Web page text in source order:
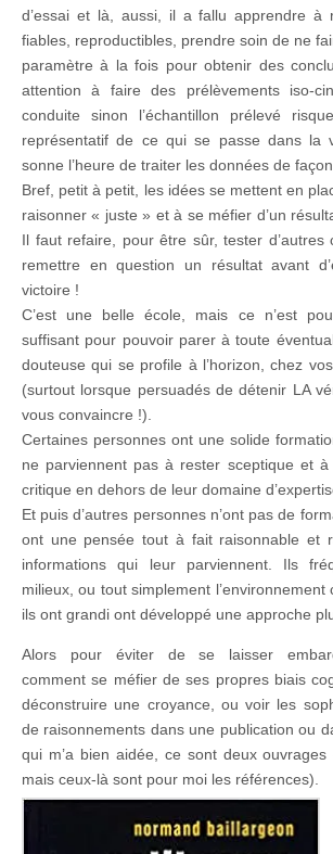
d’essai et là, aussi, il a fallu apprendre à
fiables, reproductibles, prendre soin de ne
paramètre à la fois pour obtenir des
attention à faire des prélèvements iso-
conduite sinon l’échantillon prélevé
représentatif de ce qui se passe dans la
sonne l’heure de traiter les données de
Bref, petit à petit, les idées se mettent en
raisonner « juste » et à se méfier d’un
Il faut refaire, pour être sûr, tester d’autres
remettre en question un résultat avant
victoire !
C’est une belle école, mais ce n’est
suffisant pour pouvoir parer à toute
douteuse qui se profile à l’horizon, chez
(surtout lorsque persuadés de détenir LA
vous convaincre !).
Certaines personnes ont une solide
ne parviennent pas à rester sceptique et
critique en dehors de leur domaine
Et puis d’autres personnes n’ont pas de
ont une pensée tout à fait raisonnable et
informations qui leur parviennent. Ils
milieux, ou tout simplement
ils ont grandi ont développé une approche
Alors pour éviter de se laisser
comment se méfier de ses propres biais
déconstruire une croyance, ou voir les
de raisonnements dans une publication ou
qui m’a bien aidée, ce sont deux ouvrages
mais ceux-là sont pour moi les références).